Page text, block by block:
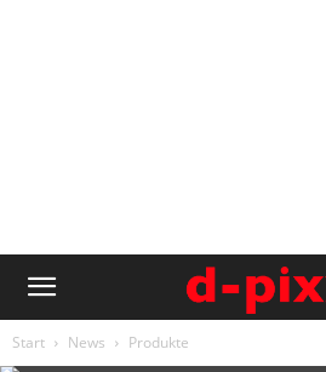
Start News Produkte